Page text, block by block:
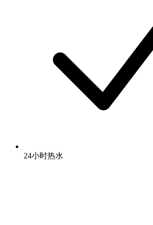
24小时热水